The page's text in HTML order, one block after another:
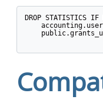
DROP STATISTICS IF